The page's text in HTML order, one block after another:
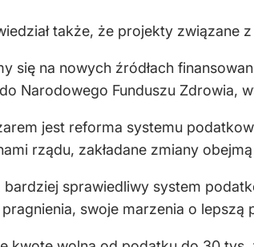
także, że projekty związane
się na nowych źródłach
Narodowego Funduszu Zdrowia,
jest reforma systemu
rządu, zakładane zmiany
bardziej sprawiedliwy system
swoje marzenia o